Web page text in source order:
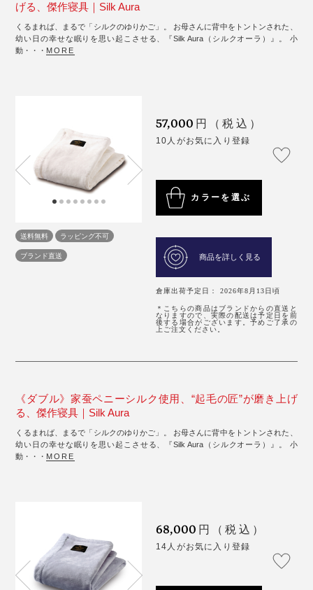
げる、傑作寝具｜Silk Aura
くるまれば、まるで「シルクのゆりかご」。 お母さんに背中をトントンされた、
幼い日の幸せな眠りを思い起こさせる、『Silk Aura（シルクオーラ）』。 小
動・・・ MORE
送料無料
ラッピング不可
ブランド直送
57,000 円（税込）
10人がお気に入り登録
カラーを選ぶ
商品を詳しく見る
倉庫出荷予定日： 2026年8月13日頃
＊こちらの商品はブランドからの直送と
なりますので、実際の配送は予定日を前
後する場合がございます。予めご了承の
上ご注文ください。
《ダブル》家蚕ペニーシルク使用、“起毛の匠”が磨き上げ
る、傑作寝具｜Silk Aura
くるまれば、まるで「シルクのゆりかご」。 お母さんに背中をトントンされた、
幼い日の幸せな眠りを思い起こさせる、『Silk Aura（シルクオーラ）』。 小
動・・・ MORE
68,000 円（税込）
14人がお気に入り登録